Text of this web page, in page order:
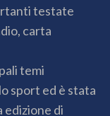
testate
carta
temi
sport ed è stata
edizione di